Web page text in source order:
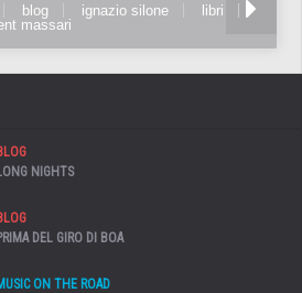
blog ignazio silone
libri
massari
NIGHTS
DEL GIRO DI BOA
ON THE ROAD